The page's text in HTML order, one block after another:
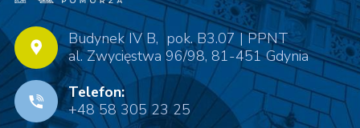
Budynek IV B, pok. B3.07 | PPNT
al. Zwycięstwa 96/98, 81-451 Gdynia
Telefon:
+48 58 305 23 25